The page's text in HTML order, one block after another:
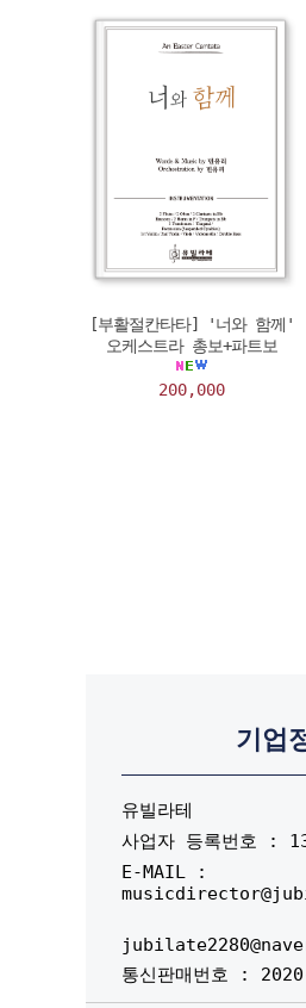
[부활절칸타타] '너와 함께'
오케스트라 총보+파트보
200,000
기업
유빌라테
사업자 등록번호 :
E-MAIL :
통신판매번호 :